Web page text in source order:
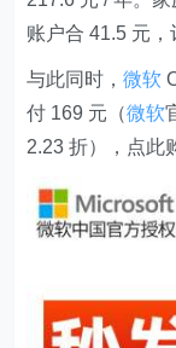
账户合 41.5 元，
与此同时，微软
付 169 元（微软
2.23 折），点此